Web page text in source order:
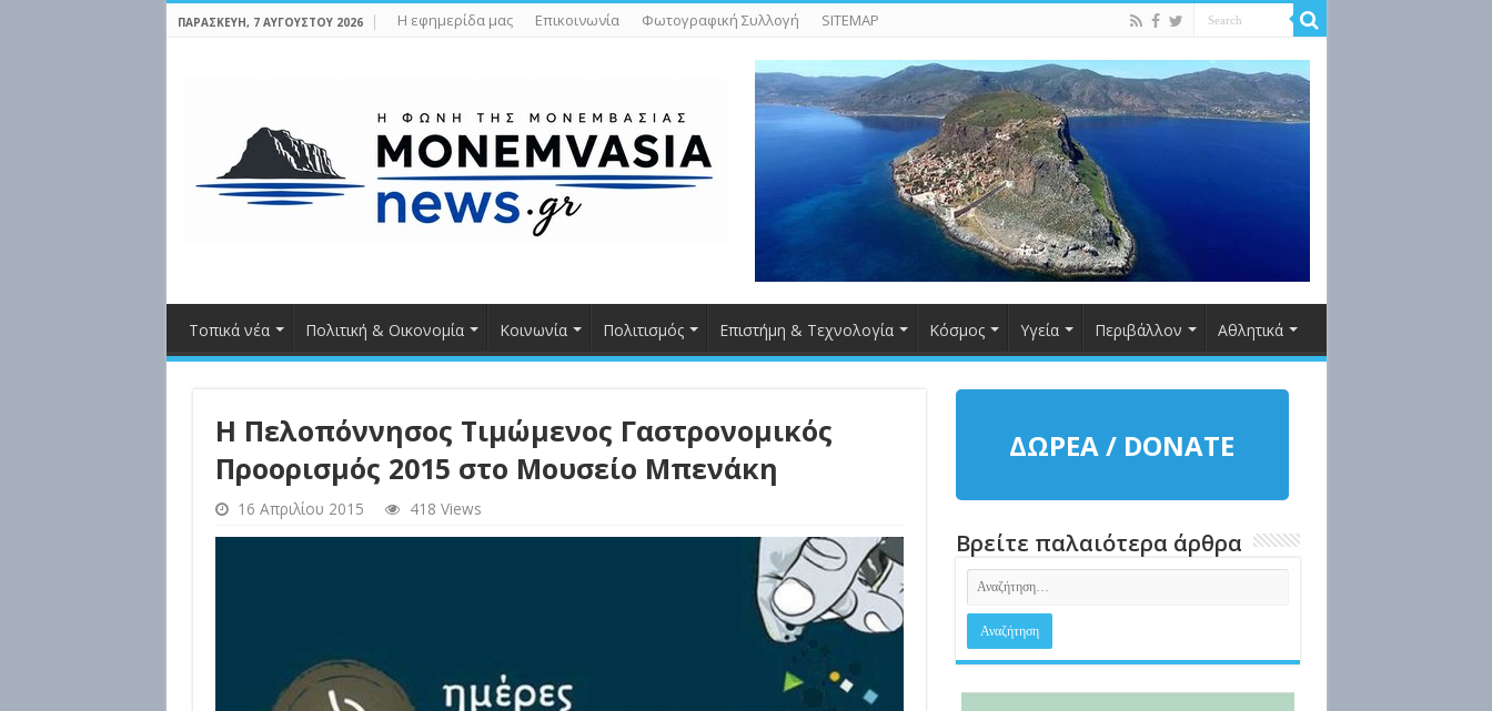
ΠΑΡΑΣΚΕΥΉ, 7 ΑΥΓΟΎΣΤΟΥ 2026 Η εφημερίδα μας Επικοινωνία Φωτογραφική Συλλογή SITEMAP
Τοπικά νέα Πολιτική & Οικονομία Κοινωνία Πολιτισμός Επιστήμη & Τεχνολογία Κόσμος Υγεία Περιβάλλον Αθλητικά
Η Πελοπόννησος Τιμώμενος Γαστρονομικός
Προορισμός 2015 στο Μουσείο Μπενάκη
16 Απριλίου 2015 418 Views
ΔΩΡΕΑ / DONATE
Βρείτε παλαιότερα άρθρα